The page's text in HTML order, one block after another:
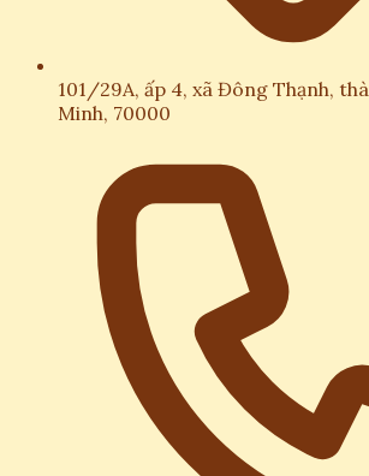
101/29A, ấp 4, xã Đông Thạnh,
Minh, 70000